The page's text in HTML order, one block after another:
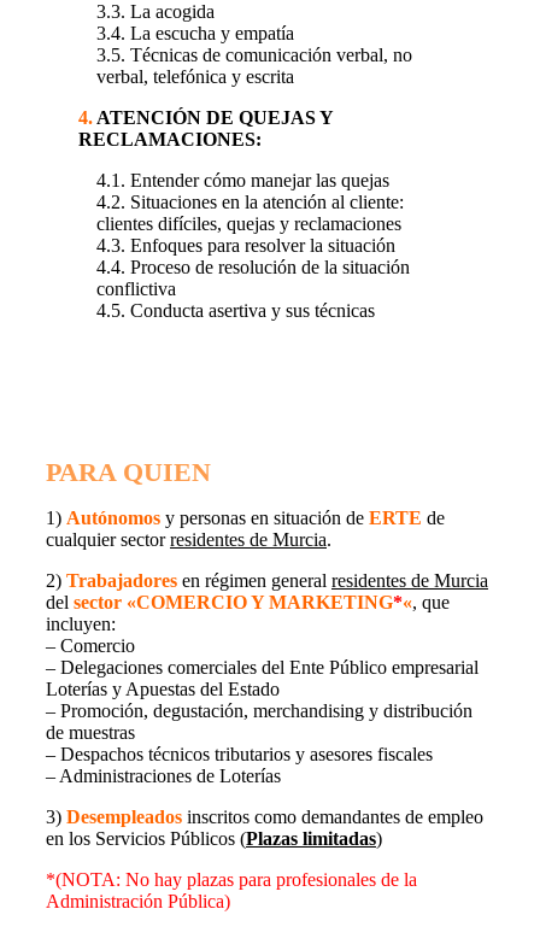
3.3. La acogida
3.4. La escucha y empatía
3.5. Técnicas de comunicación verbal, no
verbal, telefónica y escrita
4.ATENCIÓN DE QUEJAS Y
RECLAMACIONES:
4.1. Entender cómo manejar las quejas
4.2. Situaciones en la atención al cliente:
clientes difíciles, quejas y reclamaciones
4.3. Enfoques para resolver la situación
4.4. Proceso de resolución de la situación
conflictiva
4.5. Conducta asertiva y sus técnicas
PARA QUIEN
1) Autónomos y personas en situación de ERTE de
cualquier sectorresidentes de Murcia.
2) Trabajadores en régimen general residentes de Murcia
del sector «COMERCIO Y MARKETING*«, que
incluyen:
– Comercio
– Delegaciones comerciales del Ente Público empresarial
Loterías y Apuestas del Estado
– Promoción, degustación, merchandising y distribución
de muestras
– Despachos técnicos tributarios y asesores fiscales
– Administraciones de Loterías
3) Desempleados inscritos como demandantes de empleo
en los Servicios Públicos (Plazas limitadas)
*(NOTA: No hay plazas para profesionales de la
Administración Pública)